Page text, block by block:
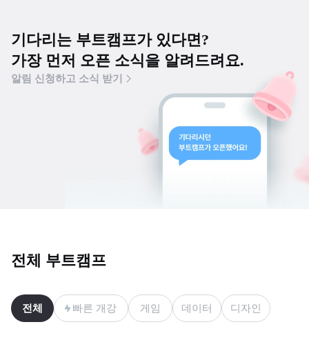
기다리는 부트캠프가 있다면?
가장 먼저 오픈 소식을 알려드려요.
알림 신청하고 소식 받기
전체 부트캠프
전체 빠른 개강 게임 데이터 디자인